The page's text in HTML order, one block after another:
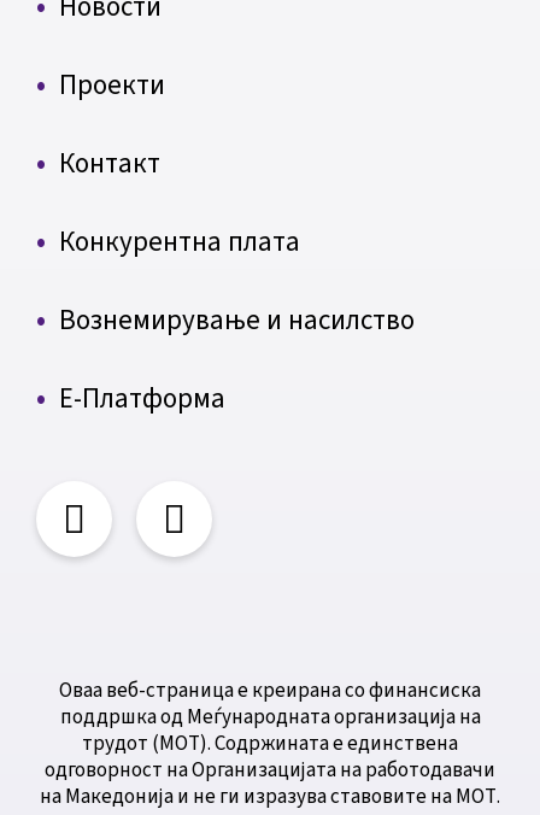
Проекти
Контакт
Конкурентна плата
Вознемирување и насилство
Е-Платформа
Оваа веб-страница е креирана со финансиска
поддршка од Меѓународната организација на
трудот (МОТ). Содржината е единствена
одговорност на Организацијата на работодавачи
на Македонија и не ги изразува ставовите на МОТ.